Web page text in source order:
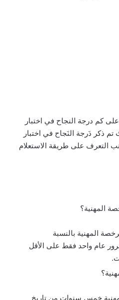
كم درجة النجاح في اختبار
المهنية العام 1445 حيث تم ذكر دَرجة النَجاح في اختبار
لعام 1445، بجانب التعرف على طريقة الاستعلام
المهنية؟
المهنية بالنسبة
عام واحد فقط على الأقل
خمس سنوات من تاريخ